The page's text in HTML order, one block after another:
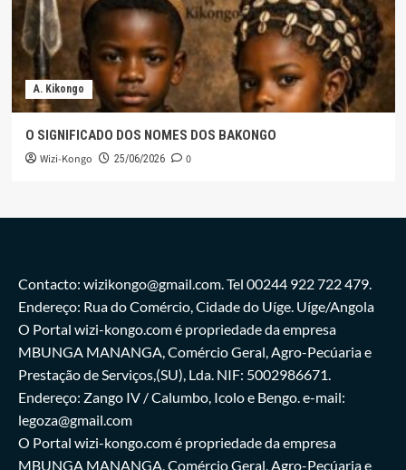
A. Kikongo
O SIGNIFICADO DOS NOMES DOS BAKONGO
Wizi-Kongo 25/06/2026 0
Contacto: wizikongo@gmail.com. Tel 00244 922 722 479.
Endereço: Rua do Comércio, Cidade do Uíge. Uíge/Angola
O Portal wizi-kongo.com é propriedade da empresa
MBUNGA MANANGA, Comércio Geral, Agro-Pecúaria e
Prestação de Serviços,(SU), Lda. NIF: 5002986671.
Endereço: Zango IV / Calumbo, Icolo e Bengo. e-mail:
legoza@gmail.com
O Portal wizi-kongo.com é propriedade da empresa
MBUNGA MANANGA, Comércio Geral, Agro-Pecúaria e